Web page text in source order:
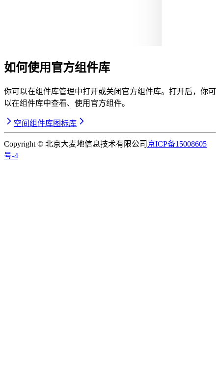
如何使用官方组件库
你可以在组件库管理中打开或关闭官方组件库。打开后，你可
以在组件库中查看、使用官方组件。
空间组件库图标库
Copyright © 北京大麦地信息技术有限公司 京ICP备15008605
号-4